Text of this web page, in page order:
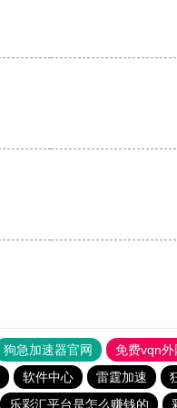
狗急加速器官网 免费vqn外
软件中心 雷霆加速
乐彩汇平台是怎么赚钱的